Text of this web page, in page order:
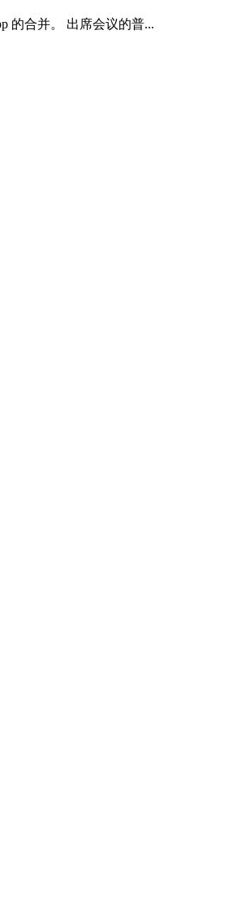
的合并。 出席会议的普...